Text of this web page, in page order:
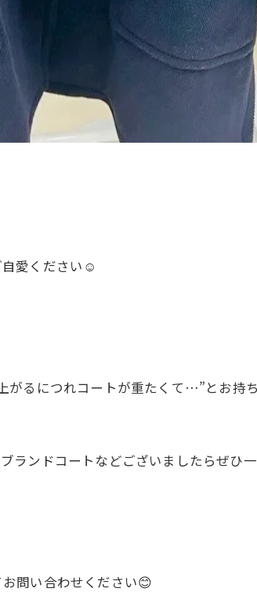
愛ください☺️
るにつれコートが重たくて…”とお持
ランドコートなどございましたらぜひ
問い合わせください😊